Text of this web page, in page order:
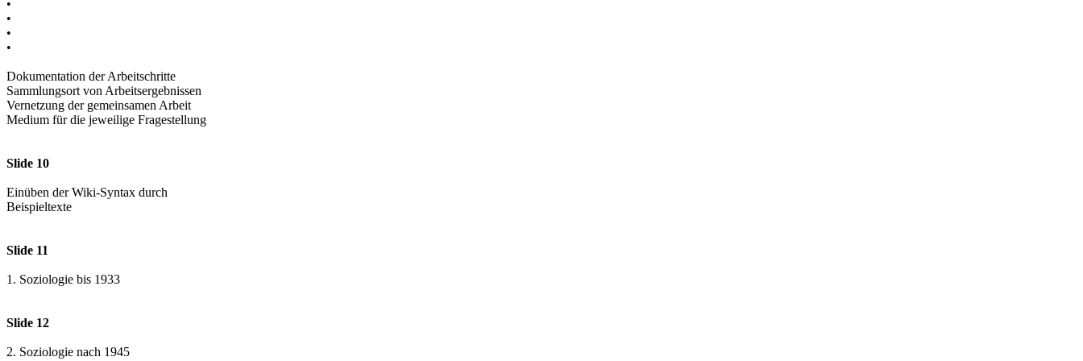
•
•
•
•
Dokumentation der Arbeitschritte
Sammlungsort von Arbeitsergebnissen
Vernetzung der gemeinsamen Arbeit
Medium für die jeweilige Fragestellung
Slide 10
Einüben der Wiki-Syntax durch
Beispieltexte
Slide 11
1. Soziologie bis 1933
Slide 12
2. Soziologie nach 1945